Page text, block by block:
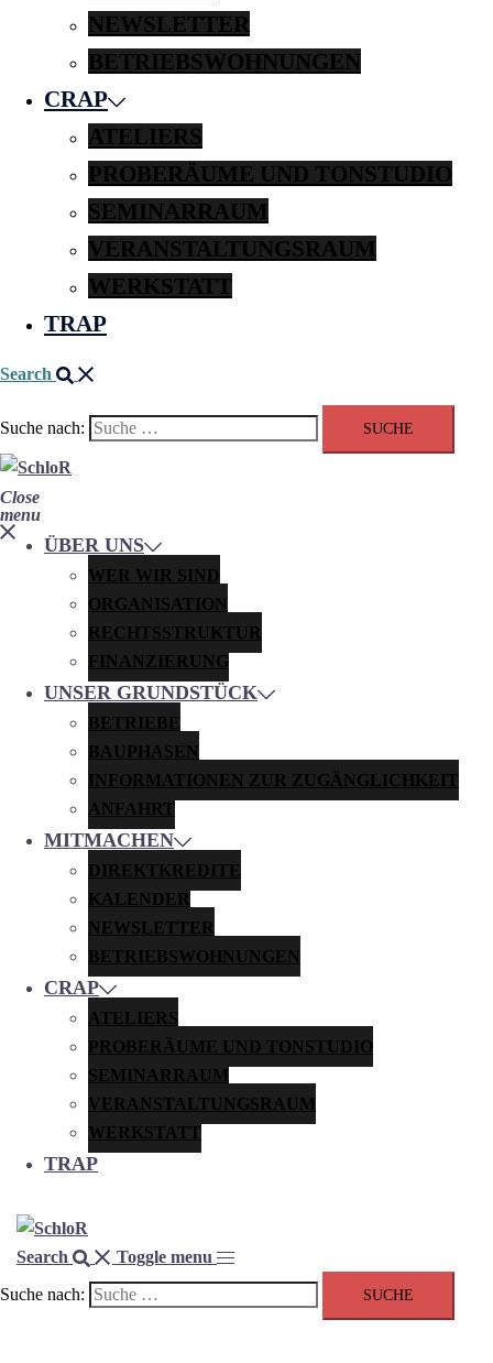
NEWSLETTER
BETRIEBSWOHNUNGEN
CRAP
ATELIERS
PROBERÄUME UND TONSTUDIO
SEMINARRAUM
VERANSTALTUNGSRAUM
WERKSTATT
TRAP
Search
Suche nach:
Close
menu
ÜBER UNS
WER WIR SIND
ORGANISATION
RECHTSSTRUKTUR
FINANZIERUNG
UNSER GRUNDSTÜCK
BETRIEBE
BAUPHASEN
INFORMATIONEN ZUR ZUGÄNGLICHKEIT
ANFAHRT
MITMACHEN
DIREKTKREDITE
KALENDER
NEWSLETTER
BETRIEBSWOHNUNGEN
CRAP
ATELIERS
PROBERÄUME UND TONSTUDIO
SEMINARRAUM
VERANSTALTUNGSRAUM
WERKSTATT
TRAP
Search
Toggle menu
Suche nach: